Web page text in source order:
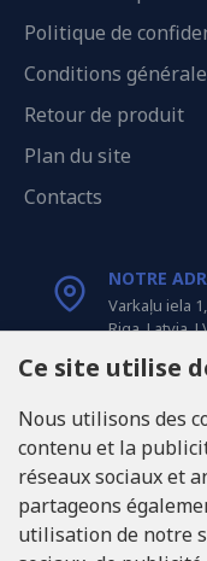
Politique de
Conditions
Retour de produit
Plan du site
Contacts
NOTRE
Varkaļu iela 1,
Riga, Latvia,
Tel: +371
Ce site utilise
Nous utilisons des
contenu et la
réseaux sociaux et
partageons
utilisation de notre